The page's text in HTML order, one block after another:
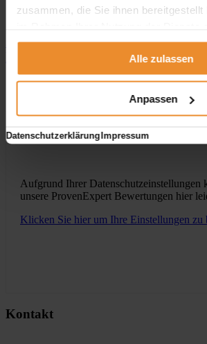
zusammen, die Sie ihnen bereitgestellt
Alle zulassen
Anpassen
DatenschutzerklärungImpressum
Jetzt individuelle Anfrage
Wir freuen uns auf Ihre Anfrage
gerne ein unverbindliches
Aufgrund Ihrer Datenschutzeinstellungen
unsere ProvenExpert Bewertungen hier
Klicken Sie hier um Ihre Einstellungen zu
Kontakt